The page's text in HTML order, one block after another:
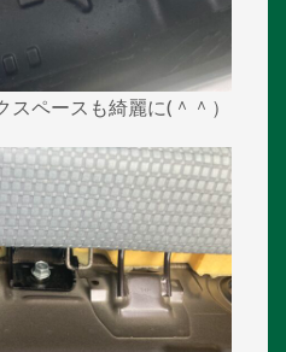
ペースも綺麗に(＾＾）